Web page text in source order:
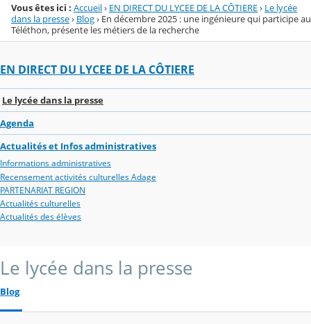
Vous êtes ici : Accueil› EN DIRECT DU LYCEE DE LA CÔTIERE› Le lycée
dans la presse› Blog› En décembre 2025 : une ingénieure qui participe au
Téléthon, présente les métiers de la recherche
EN DIRECT DU LYCEE DE LA CÔTIERE
Le lycée dans la presse
Agenda
Actualités et Infos administratives
Informations administratives
Recensement activités culturelles Adage
PARTENARIAT REGION
Actualités culturelles
Actualités des élèves
Le lycée dans la presse
Blog